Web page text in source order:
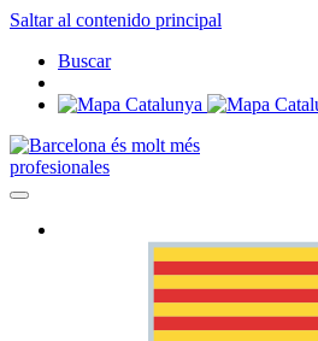
Saltar al contenido principal
Buscar
profesionales